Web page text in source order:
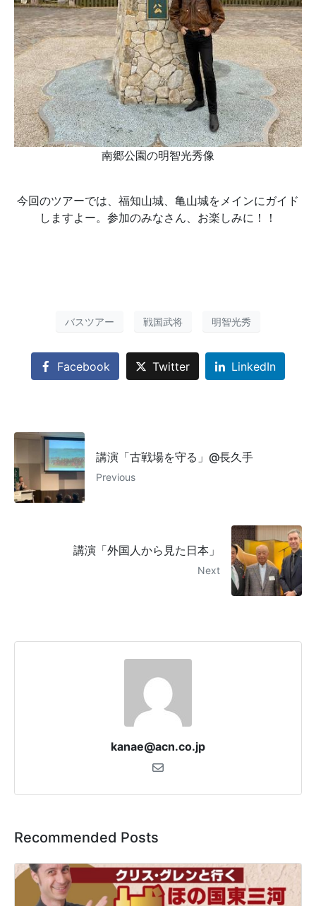
南郷公園の明智光秀像
今回のツアーでは、福知山城、亀山城をメインにガイド
しますよー。参加のみなさん、お楽しみに！！
バスツアー 戦国武将 明智光秀
Facebook Twitter LinkedIn
講演「古戦場を守る」@長久手
Previous
講演「外国人から見た日本」
Next
kanae@acn.co.jp
Recommended Posts